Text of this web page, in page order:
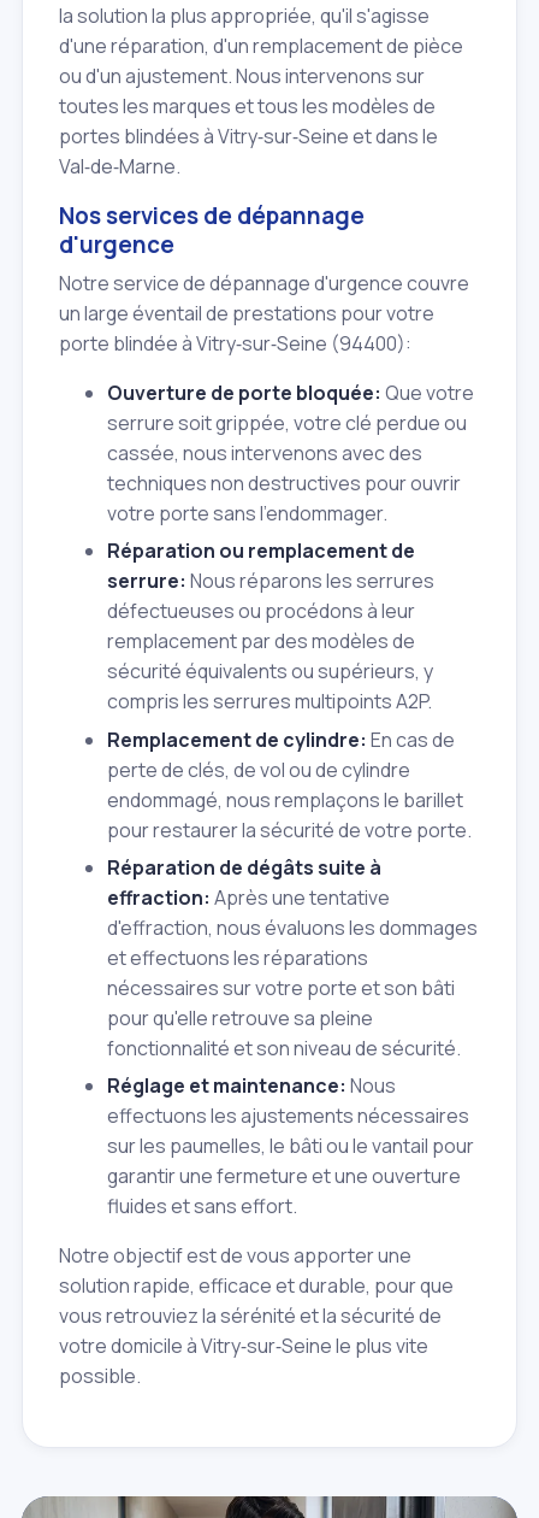
la solution la plus appropriée, qu'il s'agisse
d'une réparation, d'un remplacement de pièce
ou d'un ajustement. Nous intervenons sur
toutes les marques et tous les modèles de
portes blindées à Vitry‑sur‑Seine et dans le
Val‑de‑Marne.
Nos services de dépannage
d'urgence
Notre service de dépannage d'urgence couvre
un large éventail de prestations pour votre
porte blindée à Vitry‑sur‑Seine (94400):
Ouverture de porte bloquée: Que votre
serrure soit grippée, votre clé perdue ou
cassée, nous intervenons avec des
techniques non destructives pour ouvrir
votre porte sans l'endommager.
Réparation ou remplacement de
serrure: Nous réparons les serrures
défectueuses ou procédons à leur
remplacement par des modèles de
sécurité équivalents ou supérieurs, y
compris les serrures multipoints A2P.
Remplacement de cylindre: En cas de
perte de clés, de vol ou de cylindre
endommagé, nous remplaçons le barillet
pour restaurer la sécurité de votre porte.
Réparation de dégâts suite à
effraction: Après une tentative
d'effraction, nous évaluons les dommages
et effectuons les réparations
nécessaires sur votre porte et son bâti
pour qu'elle retrouve sa pleine
fonctionnalité et son niveau de sécurité.
Réglage et maintenance: Nous
effectuons les ajustements nécessaires
sur les paumelles, le bâti ou le vantail pour
garantir une fermeture et une ouverture
fluides et sans effort.
Notre objectif est de vous apporter une
solution rapide, efficace et durable, pour que
vous retrouviez la sérénité et la sécurité de
votre domicile à Vitry‑sur‑Seine le plus vite
possible.